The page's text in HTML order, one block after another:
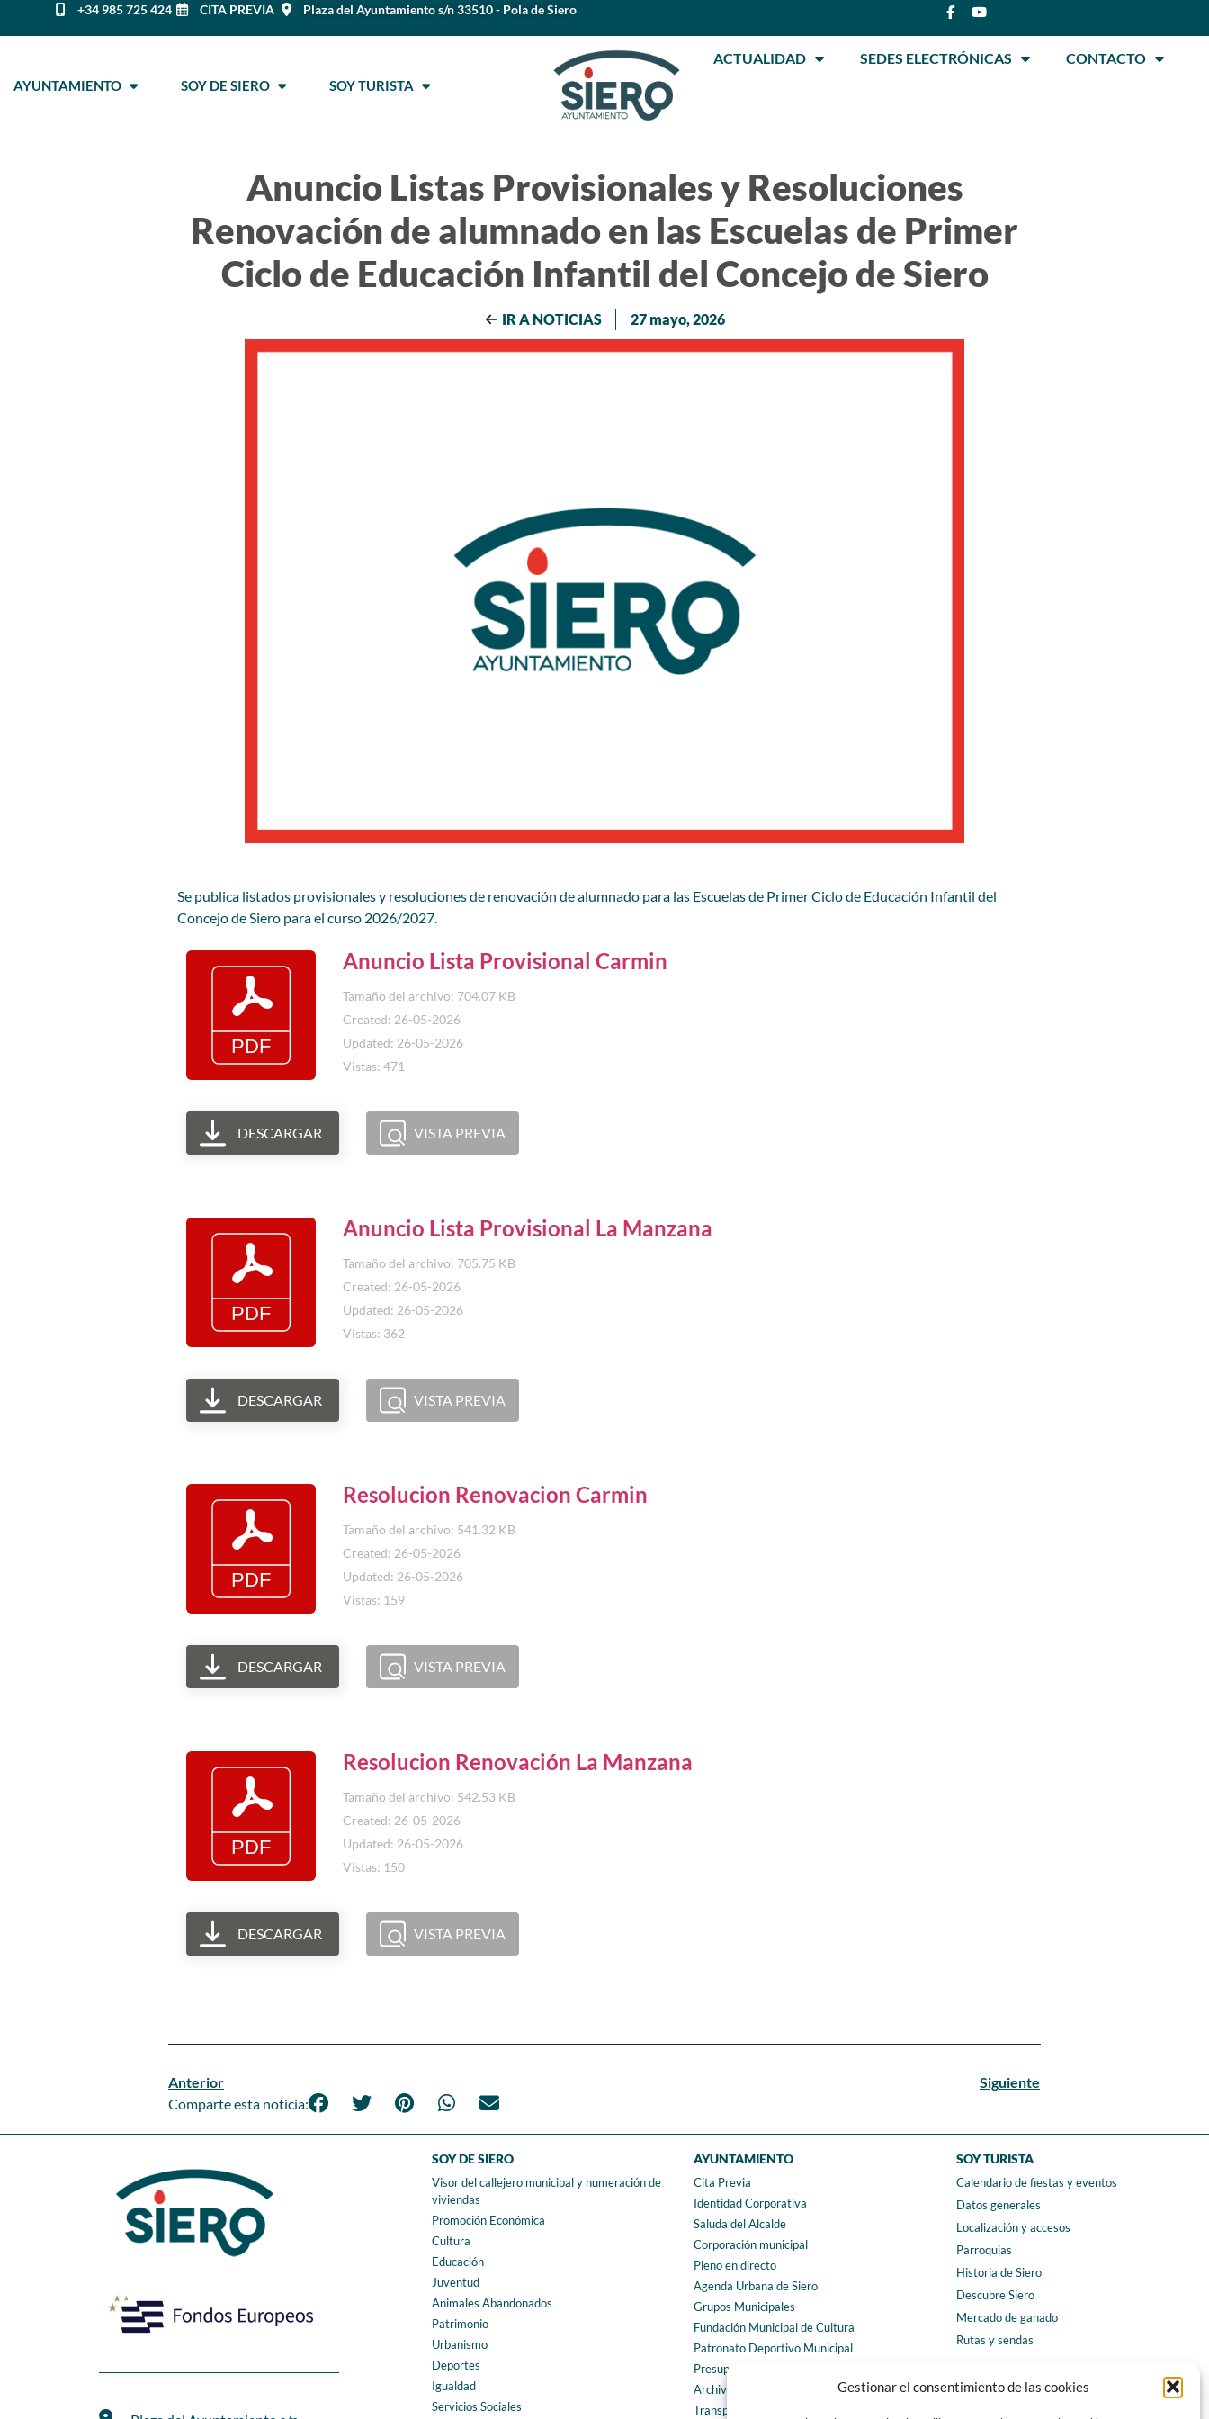
Gestionar el consentimiento de las cookies
+34 985 725 424 CITA PREVIA Plaza del Ayuntamiento s/n 33510 - Pola de Siero
AYUNTAMIENTO SOY DE SIERO SOY TURISTA
ACTUALIDAD SEDES ELECTRÓNICAS CONTACTO
Anuncio Listas Provisionales y Resoluciones
Renovación de alumnado en las Escuelas de Primer
Ciclo de Educación Infantil del Concejo de Siero
IR A NOTICIAS 27 mayo, 2026
Se publica listados provisionales y resoluciones de renovación de alumnado para las Escuelas de Primer Ciclo de Educación Infantil del
Concejo de Siero para el curso 2026/2027.
Anuncio Lista Provisional Carmin
Tamaño del archivo: 704.07 KB
Created: 26-05-2026
Updated: 26-05-2026
Vistas: 471
DESCARGAR VISTA PREVIA
Anuncio Lista Provisional La Manzana
Tamaño del archivo: 705.75 KB
Created: 26-05-2026
Updated: 26-05-2026
Vistas: 362
DESCARGAR VISTA PREVIA
Resolucion Renovacion Carmin
Tamaño del archivo: 541.32 KB
Created: 26-05-2026
Updated: 26-05-2026
Vistas: 159
DESCARGAR VISTA PREVIA
Resolucion Renovación La Manzana
Tamaño del archivo: 542.53 KB
Created: 26-05-2026
Updated: 26-05-2026
Vistas: 150
DESCARGAR VISTA PREVIA
Anterior
Siguiente
Comparte esta noticia:
SOY DE SIERO
Visor del callejero municipal y numeración de
viviendas
Promoción Económica
Cultura
Educación
Juventud
Animales Abandonados
Patrimonio
Urbanismo
Deportes
Igualdad
Servicios Sociales
AYUNTAMIENTO
Cita Previa
Identidad Corporativa
Saluda del Alcalde
Corporación municipal
Pleno en directo
Agenda Urbana de Siero
Grupos Municipales
Fundación Municipal de Cultura
Patronato Deportivo Municipal
Presupuestos municipales
Archivo municipal
Transparencia
SOY TURISTA
Calendario de fiestas y eventos
Datos generales
Localización y accesos
Parroquias
Historia de Siero
Descubre Siero
Mercado de ganado
Rutas y sendas
CONTACTO